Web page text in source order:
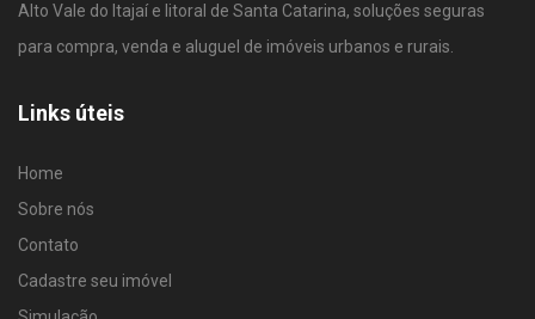
Alto Vale do Itajaí e litoral de Santa Catarina, soluções seguras
para compra, venda e aluguel de imóveis urbanos e rurais.
Links úteis
Home
Sobre nós
Contato
Cadastre seu imóvel